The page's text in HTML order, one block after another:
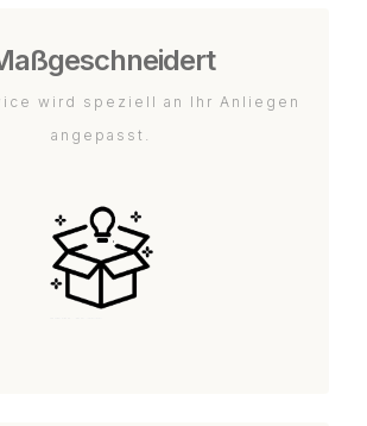
wird speziell an Ihr Anliegen
angepasst.